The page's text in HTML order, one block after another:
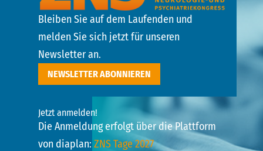
Bleiben Sie auf dem Laufenden und
melden Sie sich jetzt für unseren
Newsletter an.
NEWSLETTER ABONNIEREN
Jetzt anmelden!
Die Anmeldung erfolgt über die Plattform
von diaplan: ZNS Tage 2027